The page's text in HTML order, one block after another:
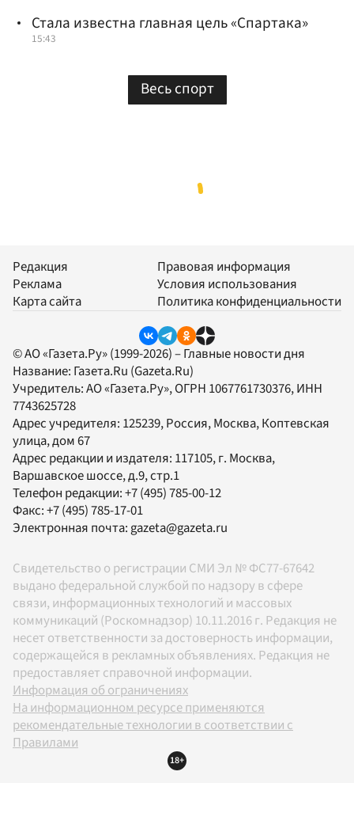
Стала известна главная цель «Спартака»
15:43
Весь спорт
Редакция
Реклама
Карта сайта
Правовая информация
Условия использования
Политика конфиденциальности
© АО «Газета.Ру» (1999-2026) – Главные новости дня
Название: Газета.Ru (Gazeta.Ru)
Учредитель:АО «Газета.Ру», ОГРН 1067761730376, ИНН
7743625728
Адрес учредителя: 125239, Россия, Москва, Коптевская
улица, дом 67
Адрес редакции и издателя: 117105, г. Москва,
Варшавское шоссе, д.9, стр.1
Телефон редакции:+7 (495) 785-00-12
Факс:+7 (495) 785-17-01
Электронная почта:gazeta@gazeta.ru
Свидетельство о регистрации СМИ Эл № ФС77-67642
выдано федеральной службой по надзору в сфере
связи, информационных технологий и массовых
коммуникаций (Роскомнадзор) 10.11.2016 г. Редакция не
несет ответственности за достоверность информации,
содержащейся в рекламных объявлениях. Редакция не
предоставляет справочной информации.
Информация об ограничениях
На информационном ресурсе применяются
рекомендательные технологии в соответствии с
Правилами
18+